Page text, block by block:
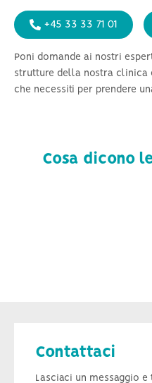
Poni domande ai nostri
strutture della nostra clinica
che necessiti per prendere
+45 33 33 71 01
Cosa dicono
Contattaci
Lasciaci un messaggio